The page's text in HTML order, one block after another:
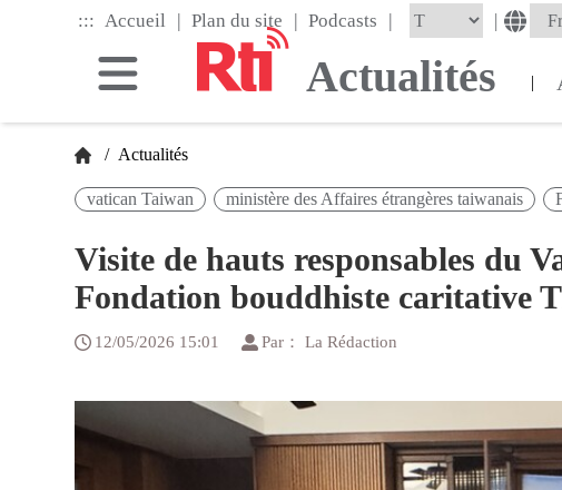
::: Accueil | Plan du site | Podcasts | |
Actualités |
/ Actualités
vatican Taiwan ministère des Affaires étrangères taiwanais
Visite de hauts responsables du
Fondation bouddhiste caritative
12/05/2026 15:01 Par： La Rédaction